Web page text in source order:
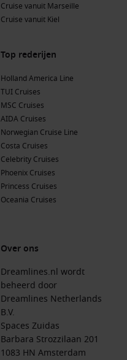
Cruise vanuit Marseille
Cruise vanuit Kiel
Top rederijen
Holland America Line
TUI Cruises
MSC Cruises
AIDA Cruises
Norwegian Cruise Line
Costa Cruises
Celebrity Cruises
Phoenix Cruises
Princess Cruises
Oceania Cruises
Over ons
Dreamlines.nl wordt
beheerd door
Dreamlines Netherlands
B.V.
Spaces Zuidas
Barbara Strozzilaan 201
1083 HN Amsterdam